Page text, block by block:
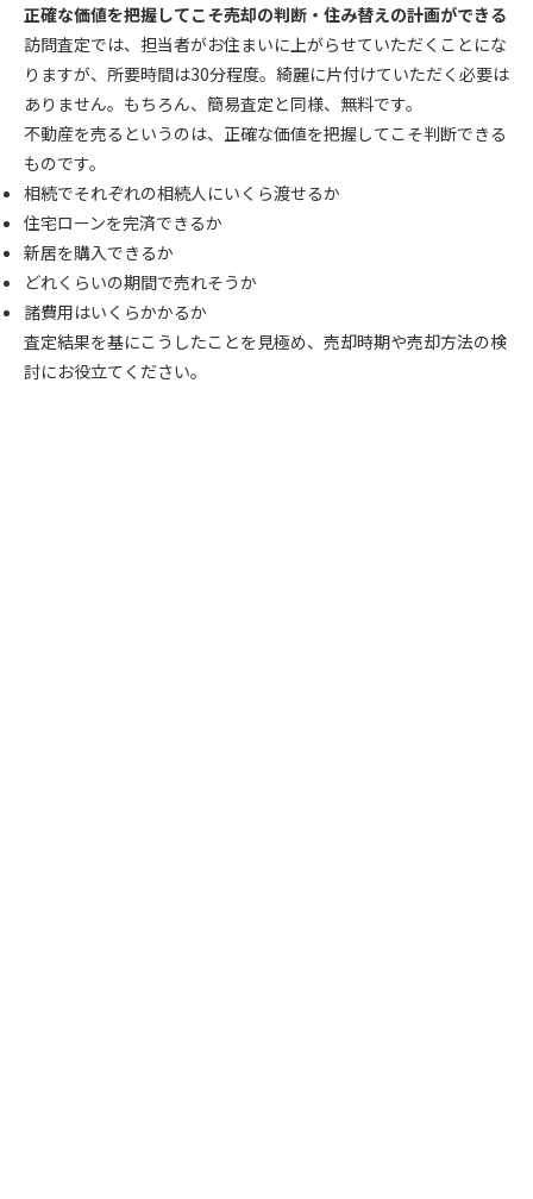
正確な価値を把握してこそ売却の判断・住み替えの計画ができる
訪問査定では、担当者がお住まいに上がらせていただくことにな
りますが、所要時間は30分程度。綺麗に片付けていただく必要は
ありません。もちろん、簡易査定と同様、無料です。
不動産を売るというのは、正確な価値を把握してこそ判断できる
ものです。
相続でそれぞれの相続人にいくら渡せるか
住宅ローンを完済できるか
新居を購入できるか
どれくらいの期間で売れそうか
諸費用はいくらかかるか
査定結果を基にこうしたことを見極め、売却時期や売却方法の検
討にお役立てください。